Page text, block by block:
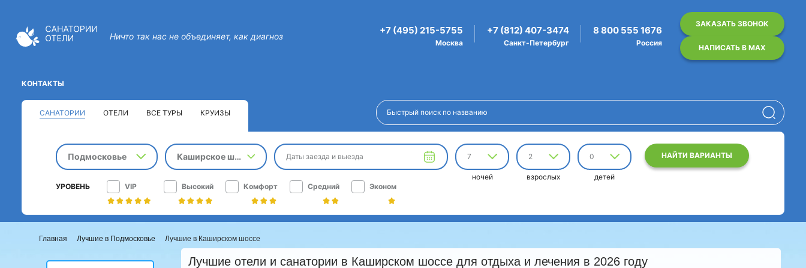
Ничто так нас не объединяет, как диагноз
+7 (495) 215-5755
Москва
+7 (812) 407-3474
Санкт-Петербург
8 800 555 1676
Россия
ЗАКАЗАТЬ ЗВОНОК
НАПИСАТЬ В MAX
КОНТАКТЫ
САНАТОРИИ ОТЕЛИ ВСЕ ТУРЫ КРУИЗЫ
Подмосковье Каширское шоссе Даты заезда и выезда 7
ночей
2
взрослых
0
детей
НАЙТИ ВАРИАНТЫ
УРОВЕНЬ VIP Высокий Комфорт Средний Эконом
Главная Лучшие в Подмосковье Лучшие в Каширском шоссе
Лучшие отели и санатории в Каширском шоссе для отдыха и лечения в 2026 году